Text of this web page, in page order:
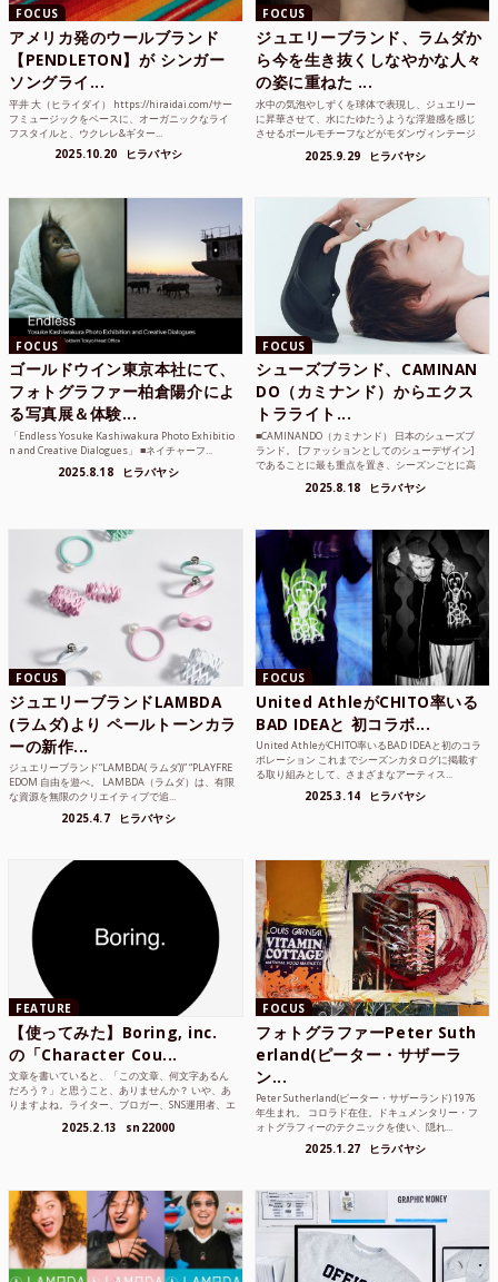
FOCUS
アメリカ発のウールブランド
【PENDLETON】が シンガー
ソングライ...
平井 大（ヒライダイ） https://hiraidai.com/サー
フミュージックをベースに、オーガニックなライ
フスタイルと、ウクレレ&ギター...
2025.10.20 ヒラバヤシ
FOCUS
ジュエリーブランド、ラムダか
ら今を生き抜くしなやかな人々
の姿に重ねた ...
水中の気泡やしずくを球体で表現し、ジュエリー
に昇華させて、水にたゆたうような浮遊感を感じ
させるボールモチーフなどがモダンヴィンテージ
2025.9.29 ヒラバヤシ
FOCUS
ゴールドウイン東京本社にて、
フォトグラファー柏倉陽介によ
る写真展＆体験...
「Endless Yosuke Kashiwakura Photo Exhibitio
n and Creative Dialogues」 ■ネイチャーフ...
2025.8.18 ヒラバヤシ
FOCUS
シューズブランド、CAMINAN
DO（カミナンド）からエクス
トラライト...
■CAMINANDO（カミナンド） 日本のシューズブ
ランド。 [ファッションとしてのシューデザイン]
であることに最も重点を置き、シーズンごとに高
2025.8.18 ヒラバヤシ
FOCUS
ジュエリーブランドLAMBDA
(ラムダ)より ペールトーンカラ
ーの新作...
ジュエリーブランド“LAMBDA( ラムダ))” “PLAYFRE
EDOM 自由を遊べ。 LAMBDA（ラムダ）は、有限
な資源を無限のクリエイティブで追...
2025.4.7 ヒラバヤシ
FOCUS
United AthleがCHITO率いる
BAD IDEAと 初コラボ...
United AthleがCHITO率いるBAD IDEAと初のコラ
ボレーション これまでシーズンカタログに掲載す
る取り組みとして、さまざまなアーティス...
2025.3.14 ヒラバヤシ
FEATURE
【使ってみた】Boring, inc.
の「Character Cou...
文章を書いていると、「この文章、何文字あるん
だろう？」と思うこと、ありませんか？ いや、あ
りますよね。ライター、ブロガー、SNS運用者、エ
2025.2.13 sn22000
FOCUS
フォトグラファーPeter Suth
erland(ピーター・サザーラ
ン...
Peter Sutherland(ピーター・サザーランド) 1976
年生まれ。 コロラド在住。ドキュメンタリー・フ
ォトグラフィーのテクニックを使い、隠れ...
2025.1.27 ヒラバヤシ